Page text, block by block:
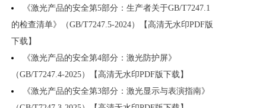
《激光产品的安全第5部分：生产者关于GB/T7247.1
的检查清单》（GB/T7247.5-2024）【高清无水印PDF版
下载】
《激光产品的安全第4部分：激光防护屏》
（GB/T7247.4-2025）【高清无水印PDF版下载】
《激光产品的安全第3部分：激光显示与表演指南》